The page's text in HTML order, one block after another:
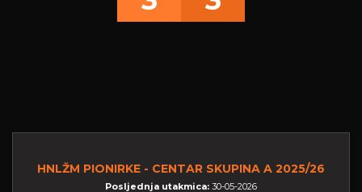
HNLŽM PIONIRKE - CENTAR SKUPINA A 2025/26
Posljednja utakmica: 30-05-2026